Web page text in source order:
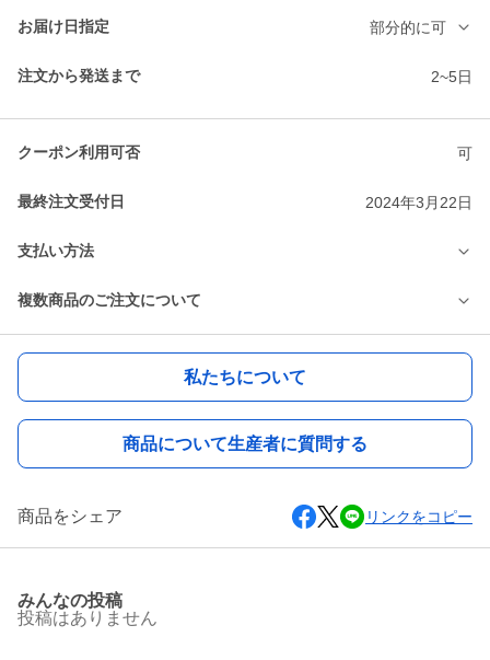
お届け日指定 部分的に可
注文から発送まで 2~5日
クーポン利用可否 可
最終注文受付日 2024年3月22日
支払い方法
複数商品のご注文について
私たちについて
商品について生産者に質問する
商品をシェア リンクをコピー
みんなの投稿
投稿はありません